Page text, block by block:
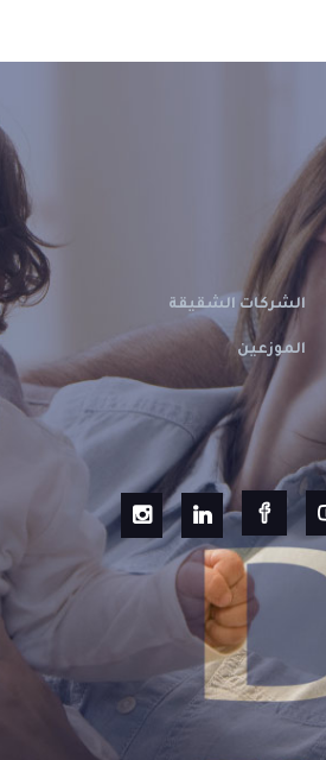
الشركات الشقيقة
الموزعين